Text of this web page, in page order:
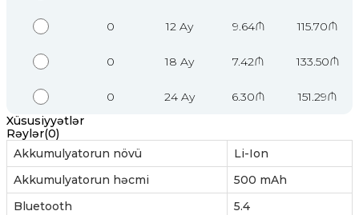
0 12 Ay 9.64₼ 115.70₼
0 18 Ay 7.42₼ 133.50₼
0 24 Ay 6.30₼
151.29₼
Xüsusiyyətlər
Rəylər(0)
Akkumulyatorun növü
Li-Ion
Akkumulyatorun həcmi
500 mAh
Bluetooth
5.4